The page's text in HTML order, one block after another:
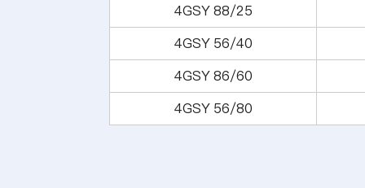
4GSY 88/25
4GSY 56/40
4GSY 86/60
4GSY 56/80